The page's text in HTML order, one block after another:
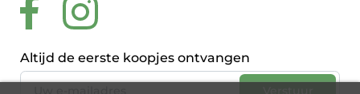
Altijd de eerste koopjes ontvangen